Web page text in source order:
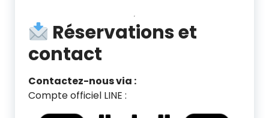
Réservations et
contact
Contactez-nous via :
Compte officiel LINE :